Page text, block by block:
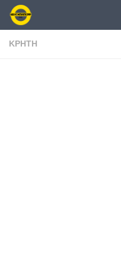
Skip to content
ΚΡΗΤΗ